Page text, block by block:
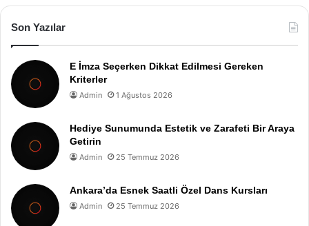
Son Yazılar
E İmza Seçerken Dikkat Edilmesi Gereken
Kriterler
Admin 1 Ağustos 2026
Hediye Sunumunda Estetik ve Zarafeti Bir Araya
Getirin
Admin 25 Temmuz 2026
Ankara’da Esnek Saatli Özel Dans Kursları
Admin 25 Temmuz 2026